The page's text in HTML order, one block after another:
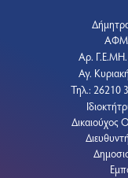
ΑΦΜ
Aρ.
Αγ.
Τηλ.: 26210
Δικαιούχος